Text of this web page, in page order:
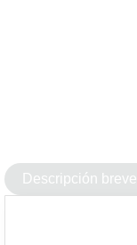
Descripción breve